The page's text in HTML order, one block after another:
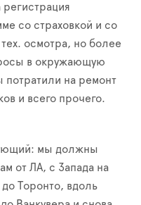
со страховкой и со
осмотра, но более
в окружающую
потратили на ремонт
и всего прочего.
мы должны
от ЛА, с Запада на
Торонто, вдоль